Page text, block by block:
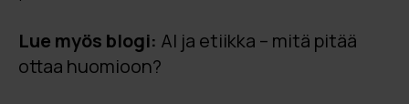
Lue myös blogi: AI ja etiikka – mitä pitää
ottaa huomioon?